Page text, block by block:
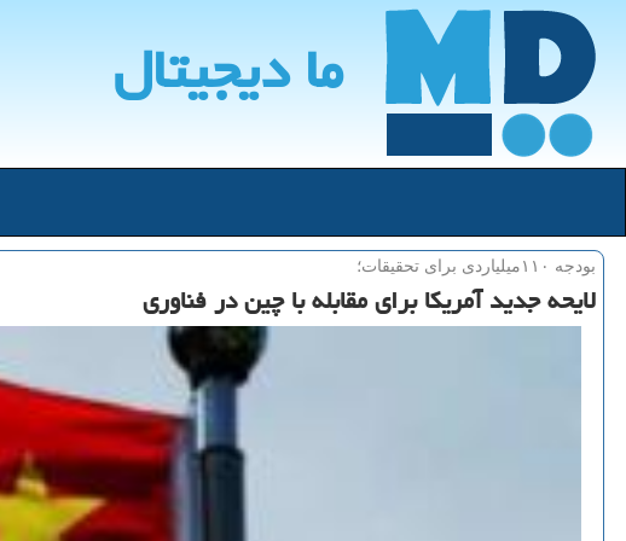
ما دیجیتال
بودجه ۱۱۰میلیاردی برای تحقیقات؛
لایحه جدید آمریكا برای مقابله با چین در فناوری